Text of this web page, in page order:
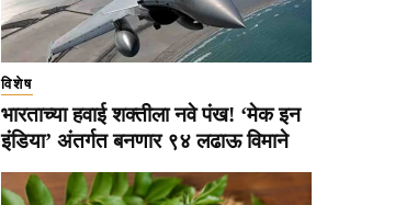
विशेष
भारताच्या हवाई शक्तीला नवे पंख! ‘मेक इन
इंडिया’ अंतर्गत बनणार ९४ लढाऊ विमाने